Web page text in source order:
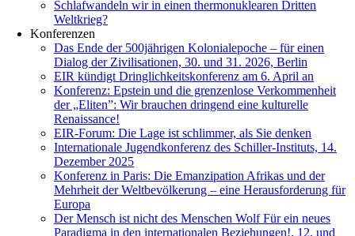
Schlafwandeln wir in einen thermonuklearen Dritten
Weltkrieg?
Konferenzen
Das Ende der 500jährigen Kolonialepoche – für einen
Dialog der Zivilisationen, 30. und 31. 2026, Berlin
EIR kündigt Dringlichkeitskonferenz am 6. April an
Konferenz: Epstein und die grenzenlose Verkommenheit
der „Eliten”: Wir brauchen dringend eine kulturelle
Renaissance!
EIR-Forum: Die Lage ist schlimmer, als Sie denken
Internationale Jugendkonferenz des Schiller-Instituts, 14.
Dezember 2025
Konferenz in Paris: Die Emanzipation Afrikas und der
Mehrheit der Weltbevölkerung – eine Herausforderung für
Europa
Der Mensch ist nicht des Menschen Wolf Für ein neues
Paradigma in den internationalen Beziehungen!, 12. und